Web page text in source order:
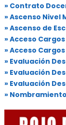
» Contrato
» Ascenso Nivel
» Ascenso de
» Acceso
» Acceso Cargos
» Evaluación
» Evaluación
» Evaluación
»